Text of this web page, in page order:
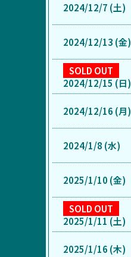
2024/12/7 (土)
2024/12/13 (金)
SOLD OUT
2024/12/15 (日)
2024/12/16 (月)
2024/1/8 (水)
2025/1/10 (金)
SOLD OUT
2025/1/11 (土)
2025/1/16 (木)